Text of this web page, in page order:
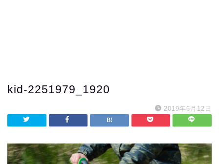
kid-2251979_1920
2019年6月12日